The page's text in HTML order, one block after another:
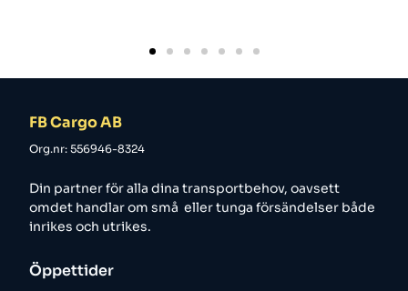
FB Cargo AB
Org.nr: 556946-8324
Din partner för alla dina transportbehov, oavsett
omdet handlar om små eller tunga försändelser både
inrikes och utrikes.
Öppettider